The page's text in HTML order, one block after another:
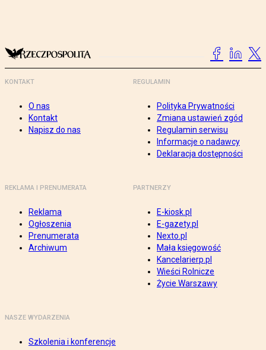
KONTAKT
O nas
Kontakt
Napisz do nas
REGULAMIN
Polityka Prywatności
Zmiana ustawień zgód
Regulamin serwisu
Informacje o nadawcy
Deklaracja dostępności
REKLAMA I PRENUMERATA
Reklama
Ogłoszenia
Prenumerata
Archiwum
PARTNERZY
E-kiosk.pl
E-gazety.pl
Nexto.pl
Mała księgowość
Kancelarierp.pl
Wieści Rolnicze
Życie Warszawy
NASZE WYDARZENIA
Szkolenia i konferencje